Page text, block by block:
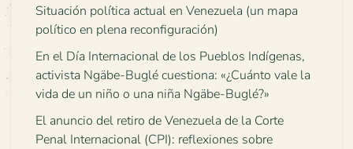
Situación política actual en Venezuela (un mapa
político en plena reconfiguración)
En el Día Internacional de los Pueblos Indígenas,
activista Ngäbe-Buglé cuestiona: «¿Cuánto vale la
vida de un niño o una niña Ngäbe-Buglé?»
El anuncio del retiro de Venezuela de la Corte
Penal Internacional (CPI): reflexiones sobre